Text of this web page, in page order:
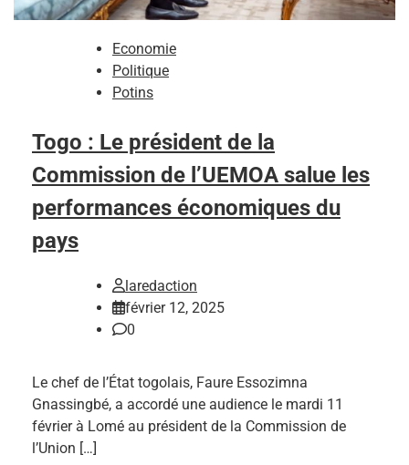
Economie
Politique
Potins
Togo : Le président de la
Commission de l’UEMOA salue les
performances économiques du
pays
laredaction
février 12, 2025
0
Le chef de l’État togolais, Faure Essozimna
Gnassingbé, a accordé une audience le mardi 11
février à Lomé au président de la Commission de
l’Union […]